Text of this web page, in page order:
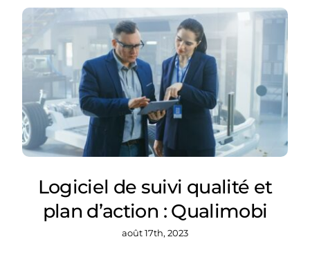
Logiciel de suivi qualité et
plan d’action : Qualimobi
août 17th, 2023